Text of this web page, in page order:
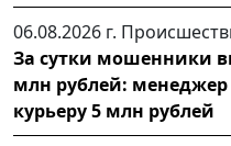
06.08.2026 г.
За сутки мошенники
млн рублей: менеджер
курьеру 5 млн рублей